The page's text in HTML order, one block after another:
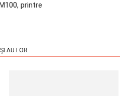
printre
AUTOR